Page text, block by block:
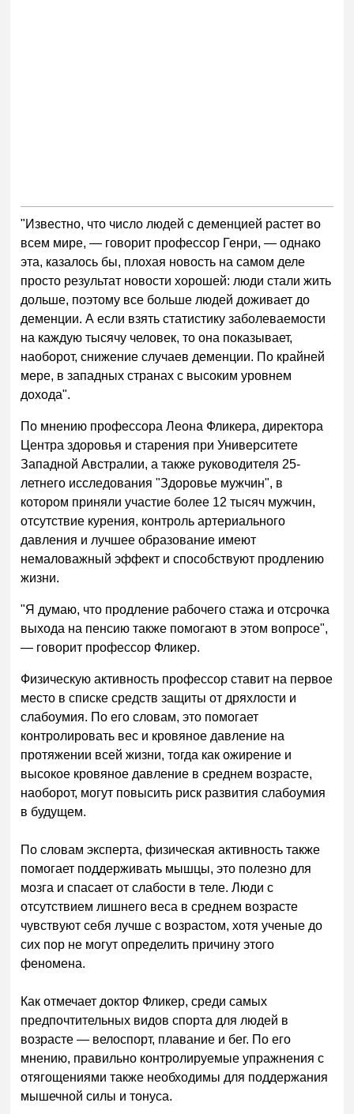
"Известно, что число людей с деменцией растет во
всем мире,— говорит профессор Генри,— однако
эта, казалось бы, плохая новость на самом деле
просто результат новости хорошей: люди стали жить
дольше, поэтому все больше людей доживает до
деменции. А если взять статистику заболеваемости
на каждую тысячу человек, то она показывает,
наоборот, снижение случаев деменции. По крайней
мере, в западных странах с высоким уровнем
дохода".
По мнению профессора Леона Фликера, директора
Центра здоровья и старения при Университете
Западной Австралии, а также руководителя 25-
летнего исследования "Здоровье мужчин", в
котором приняли участие более 12 тысяч мужчин,
отсутствие курения, контроль артериального
давления и лучшее образование имеют
немаловажный эффект и способствуют продлению
жизни.
"Я думаю, что продление рабочего стажа и отсрочка
выхода на пенсию также помогают в этом вопросе",
— говорит профессор Фликер.
Физическую активность профессор ставит на первое
место в списке средств защиты от дряхлости и
слабоумия. По его словам, это помогает
контролировать вес и кровяное давление на
протяжении всей жизни, тогда как ожирение и
высокое кровяное давление в среднем возрасте,
наоборот, могут повысить риск развития слабоумия
в будущем.
По словам эксперта, физическая активность также
помогает поддерживать мышцы, это полезно для
мозга и спасает от слабости в теле. Люди с
отсутствием лишнего веса в среднем возрасте
чувствуют себя лучше с возрастом, хотя ученые до
сих пор не могут определить причину этого
феномена.
Как отмечает доктор Фликер, среди самых
предпочтительных видов спорта для людей в
возрасте— велоспорт, плавание и бег. По его
мнению, правильно контролируемые упражнения с
отягощениями также необходимы для поддержания
мышечной силы и тонуса.